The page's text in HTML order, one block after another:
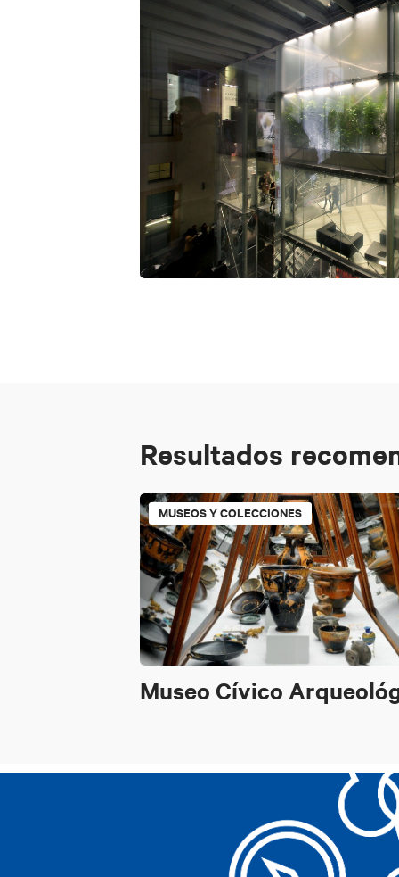
Resultados
MUSEOS Y COLECCIONES
Museo Cívico